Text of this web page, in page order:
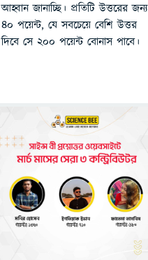
আহ্বান জানাচ্ছি। প্রতিটি উত্তরের জন্য
৪০ পয়েন্ট, যে সবচেয়ে বেশি উত্তর
দিবে সে ২০০ পয়েন্ট বোনাস পাবে।